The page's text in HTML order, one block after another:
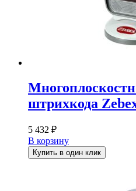
штрихкода
5 432 ₽
В корзину
Купить в один клик